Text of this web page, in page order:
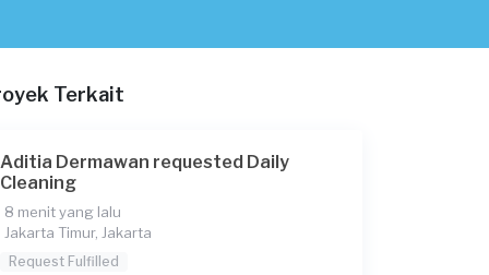
Terkait
Aditia Dermawan requested Daily
Cleaning
8 menit yang lalu
Jakarta Timur, Jakarta
Request Fulfilled